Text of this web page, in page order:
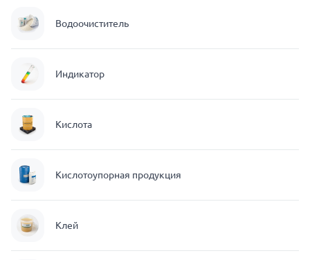
Водоочиститель
Индикатор
Кислота
Кислотоупорная продукция
Клей